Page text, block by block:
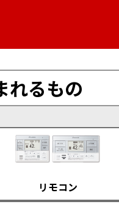
れるもの
リモコン